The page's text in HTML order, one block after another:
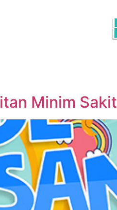
Minim Sakit